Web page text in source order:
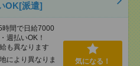
OK[派遣]
間で日給7000
週払いOK！
も異なります
により異なりま
気になる！